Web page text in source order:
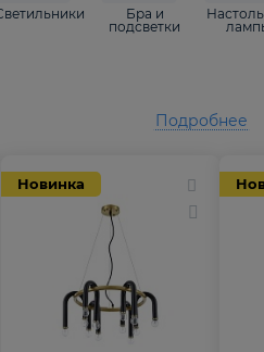
Бра и
подсветки
Новинка
Подробнее